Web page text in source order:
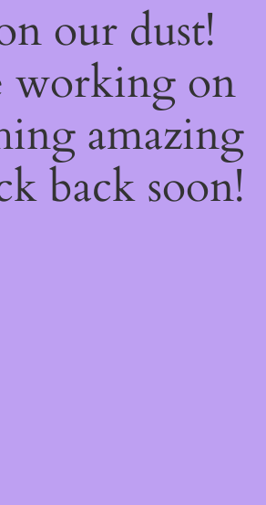
our dust!
working on
amazing
back soon!